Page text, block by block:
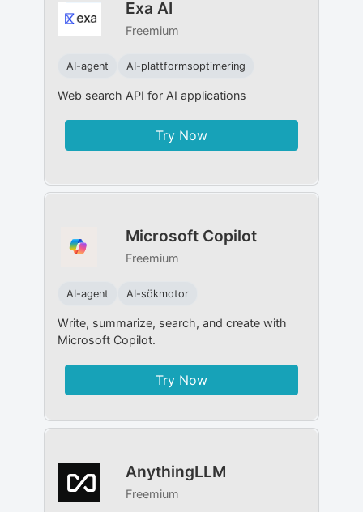
Exa AI
Freemium
AI-agent AI-plattformsoptimering
Web search API for AI applications
Try Now
Microsoft Copilot
Freemium
AI-agent AI-sökmotor
Write, summarize, search, and create with
Microsoft Copilot.
Try Now
AnythingLLM
Freemium